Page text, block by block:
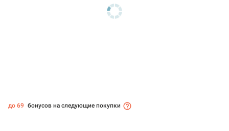
до 69 бонусов на следующие покупки